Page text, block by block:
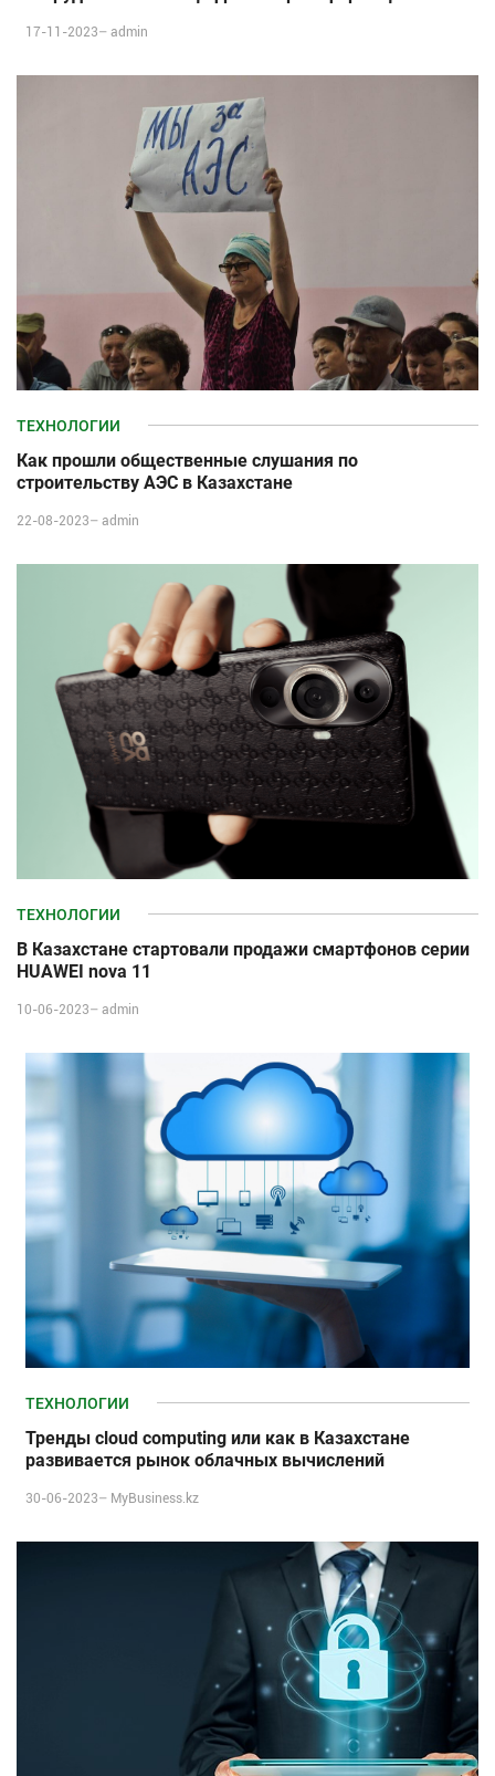
17-11-2023–admin
ТЕХНОЛОГИИ
Как прошли общественные слушания по
строительству АЭС в Казахстане
22-08-2023– admin
ТЕХНОЛОГИИ
В Казахстане стартовали продажи смартфонов серии
HUAWEI nova 11
10-06-2023– admin
ТЕХНОЛОГИИ
Тренды cloud computing или как в Казахстане
развивается рынок облачных вычислений
30-06-2023– MyBusiness.kz